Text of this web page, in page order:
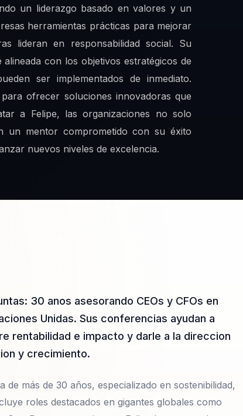
un liderazgo basado en valores y un
herramientas prácticas para mejorar
lideran en responsabilidad social. Su
con los objetivos estratégicos de
ser implementados de inmediato.
ofrecer soluciones innovadoras que
a Felipe, las organizaciones no solo
un mentor comprometido con su éxito
nuevos niveles de excelencia.
30 anos asesorando CEOs y CFOs en
Unidas. Sus conferencias ayudan a
rentabilidad e impacto y darle a la direccion
y crecimiento.
más de 30 años, especializado en sostenibilidad,
roles destacados en gigantes globales como